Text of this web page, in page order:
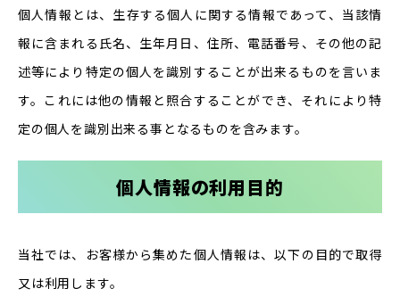
個人情報とは、生存する個人に関する情報であって、当該情
報に含まれる氏名、生年月日、住所、電話番号、その他の記
述等により特定の個人を識別することが出来るものを言いま
す。これには他の情報と照合することができ、それにより特
定の個人を識別出来る事となるものを含みます。
個人情報の利用目的
当社では、お客様から集めた個人情報は、以下の目的で取得
又は利用します。